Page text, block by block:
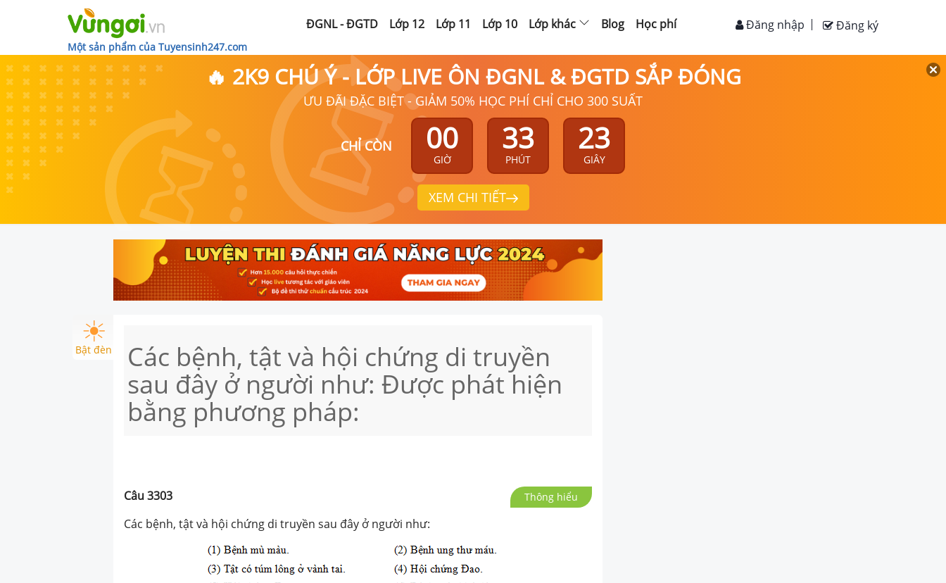
Một sản phẩm của Tuyensinh247.com
ĐGNL - ĐGTD Lớp 12 Lớp 11 Lớp 10 Lớp khác Blog Học phí Đăng ký
Đăng nhập
🔥 2K9 CHÚ Ý - LỚP LIVE ÔN ĐGNL & ĐGTD SẮP ĐÓNG
ƯU ĐÃI ĐẶC BIỆT - GIẢM 50% HỌC PHÍ CHỈ CHO 300 SUẤT
CHỈ CÒN 00
GIỜ
33
PHÚT
22
GIÂY
XEM CHI TIẾT
Bật đèn Các bệnh, tật và hội chứng di truyền
sau đây ở người như: Được phát hiện
bằng phương pháp:
Câu3303 Thông hiểu
Các bệnh, tật và hội chứng di truyền sau đây ở người như: